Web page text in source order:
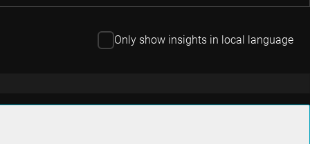
Only show insights in local language